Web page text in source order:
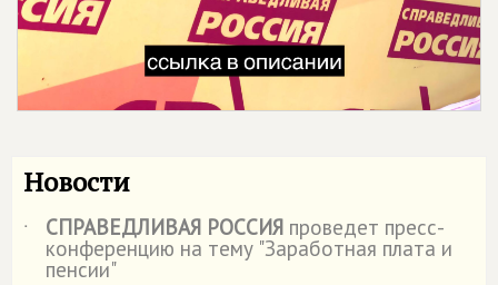
Новости
˙ СПРАВЕДЛИВАЯ РОССИЯ проведет пресс-
конференцию на тему "Заработная плата и
пенсии"